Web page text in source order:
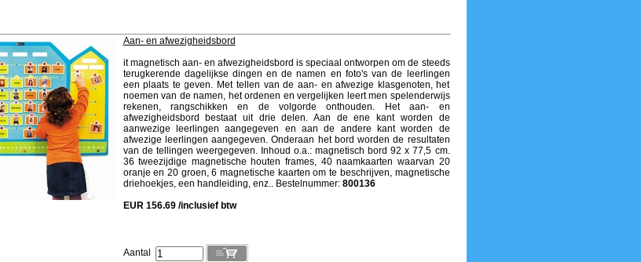
Aan- en afwezigheidsbord
it magnetisch aan- en afwezigheidsbord is speciaal ontworpen om de steeds
terugkerende dagelijkse dingen en de namen en foto's van de leerlingen
een plaats te geven. Met tellen van de aan- en afwezige klasgenoten, het
noemen van de namen, het ordenen en vergelijken leert men spelenderwijs
rekenen, rangschikken en de volgorde onthouden. Het aan- en
afwezigheidsbord bestaat uit drie delen. Aan de ene kant worden de
aanwezige leerlingen aangegeven en aan de andere kant worden de
afwezige leerlingen aangegeven. Onderaan het bord worden de resultaten
van de tellingen weergegeven. Inhoud o.a.: magnetisch bord 92 x 77,5 cm.
36 tweezijdige magnetische houten frames, 40 naamkaarten waarvan 20
oranje en 20 groen, 6 magnetische kaarten om te beschrijven, magnetische
driehoekjes, een handleiding, enz.. Bestelnummer: 800136
EUR 156.69 /inclusief btw
Aantal